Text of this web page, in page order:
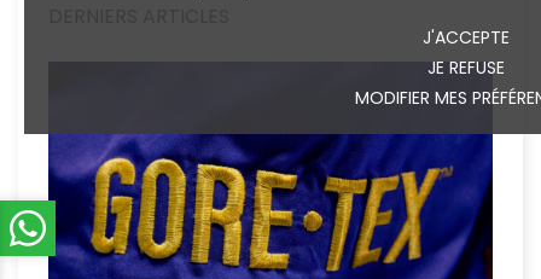
J'ACCEPTE
JE REFUSE
MODIFIER MES